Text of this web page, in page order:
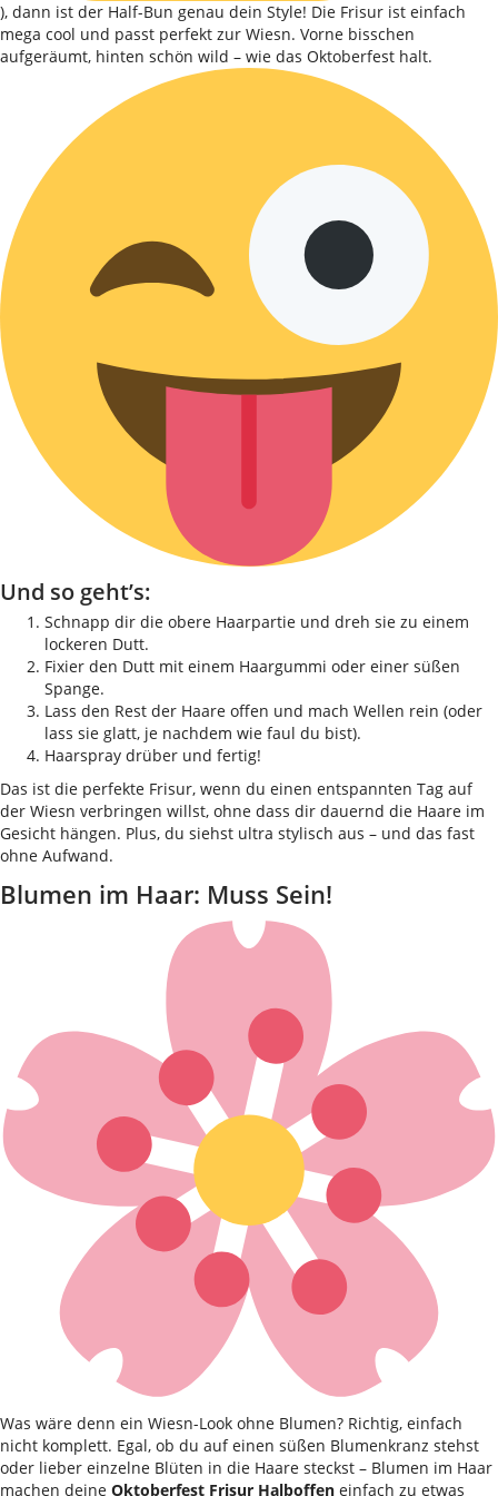
), dann ist der Half-Bun genau dein Style! Die Frisur ist einfach
mega cool und passt perfekt zur Wiesn. Vorne bisschen
aufgeräumt, hinten schön wild – wie das Oktoberfest halt.
Und so geht’s:
Schnapp dir die obere Haarpartie und dreh sie zu einem
lockeren Dutt.
Fixier den Dutt mit einem Haargummi oder einer süßen
Spange.
Lass den Rest der Haare offen und mach Wellen rein (oder
lass sie glatt, je nachdem wie faul du bist).
Haarspray drüber und fertig!
Das ist die perfekte Frisur, wenn du einen entspannten Tag auf
der Wiesn verbringen willst, ohne dass dir dauernd die Haare im
Gesicht hängen. Plus, du siehst ultra stylisch aus – und das fast
ohne Aufwand.
Blumen im Haar: Muss Sein!
Was wäre denn ein Wiesn-Look ohne Blumen? Richtig, einfach
nicht komplett. Egal, ob du auf einen süßen Blumenkranz stehst
oder lieber einzelne Blüten in die Haare steckst – Blumen im Haar
machen deine Oktoberfest Frisur Halboffen einfach zu etwas